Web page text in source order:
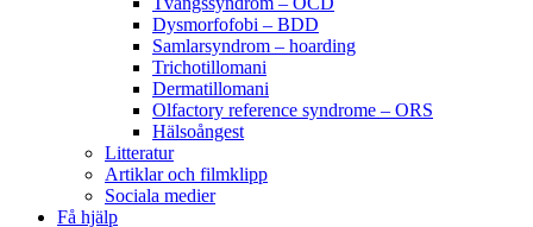
Dysmorfofobi – BDD
Samlarsyndrom – hoarding
Trichotillomani
Dermatillomani
Olfactory reference syndrome – ORS
Hälsoångest
Litteratur
Artiklar och filmklipp
Sociala medier
Få hjälp